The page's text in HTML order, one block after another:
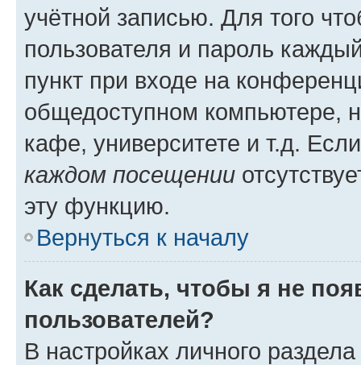
учётной записью. Для того
пользователя и пароль
пункт при входе на
общедоступном компьютере,
кафе, университете и т.д.
каждом посещении
эту функцию.
Вернуться к началу
Как сделать, чтобы я не
пользователей?
В настройках личного